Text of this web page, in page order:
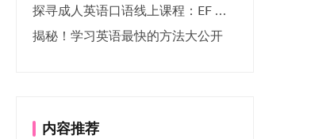
探寻成人英语口语线上课程：EF 英孚教育凭什么领航
揭秘！学习英语最快的方法大公开
内容推荐